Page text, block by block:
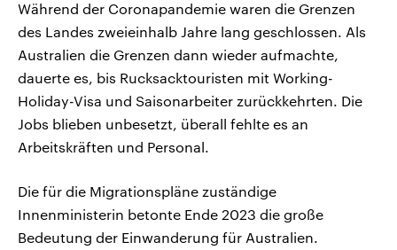
Während der Coronapandemie waren die Grenzen
des Landes zweieinhalb Jahre lang geschlossen. Als
Australien die Grenzen dann wieder aufmachte,
dauerte es, bis Rucksacktouristen mit Working-
Holiday-Visa und Saisonarbeiter zurückkehrten. Die
Jobs blieben unbesetzt, überall fehlte es an
Arbeitskräften und Personal.
Die für die Migrationspläne zuständige
Innenministerin betonte Ende 2023 die große
Bedeutung der Einwanderung für Australien.